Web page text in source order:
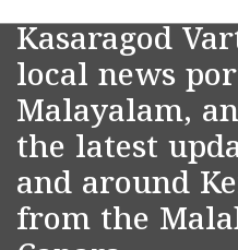
Kasaragod
local news
Malayalam,
the latest
and around
from the